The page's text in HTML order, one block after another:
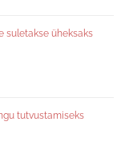
suletakse üheksaks
tutvustamiseks